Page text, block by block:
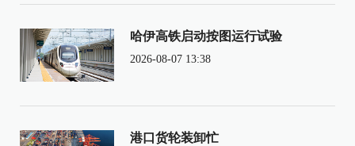
哈伊高铁启动按图运行试验
2026-08-07 13:38
港口货轮装卸忙